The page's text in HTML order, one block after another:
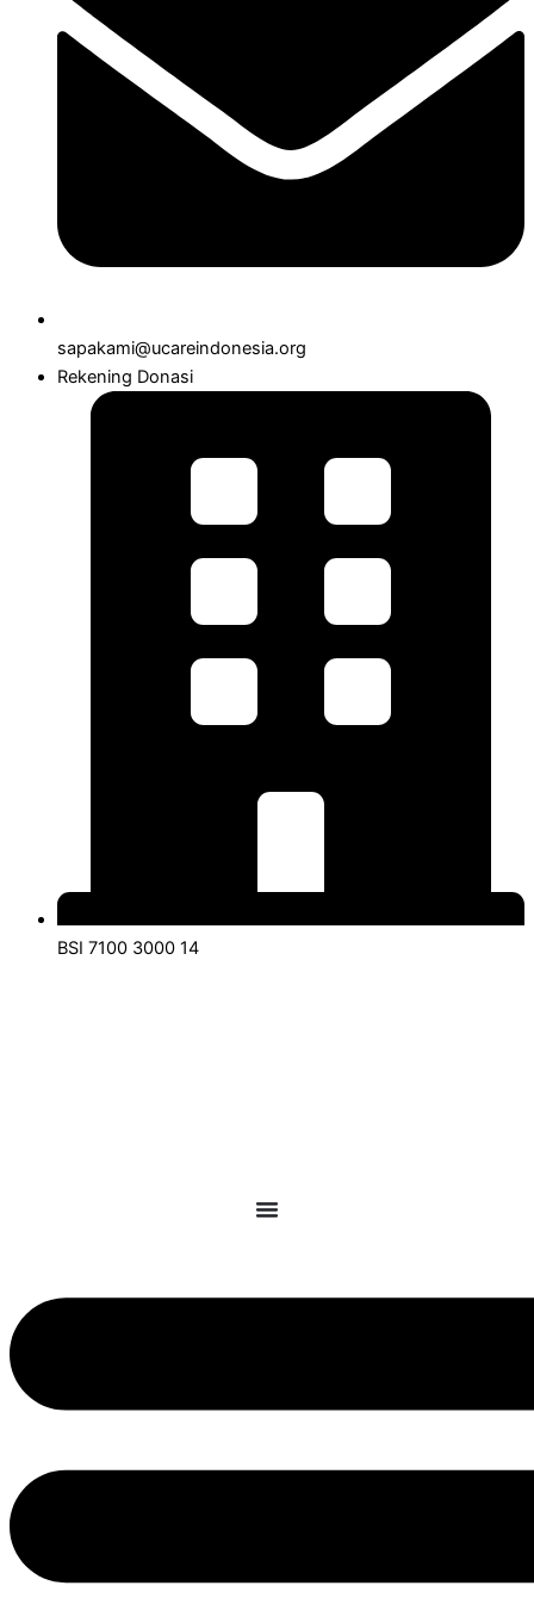
sapakami@ucareindonesia.org
Rekening Donasi
BSI 7100 3000 14